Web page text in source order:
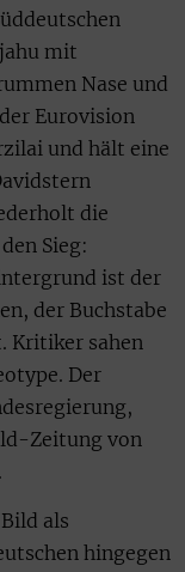
mit
Nase und
Eurovision
und hält eine
die
Sieg:
ist der
der Buchstabe
Kritiker sahen
Der
Zeitung von
als
hingegen